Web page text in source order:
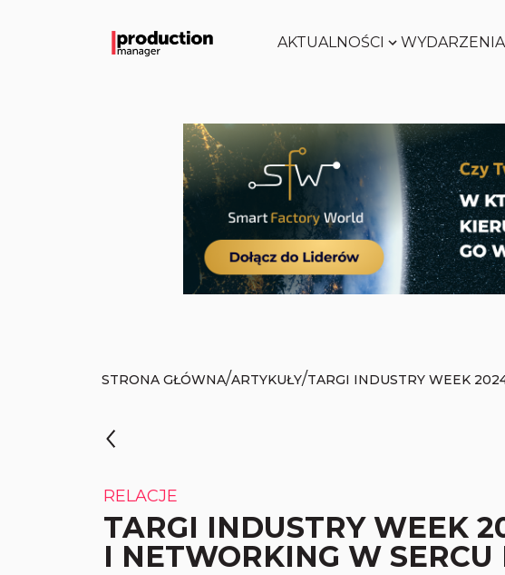
AKTUALNOŚCI WYDARZENIA
STRONA GŁÓWNA/ARTYKUŁY/TARGI INDUSTRY WEEK
RELACJE
TARGI INDUSTRY WEEK
I NETWORKING W SERCU